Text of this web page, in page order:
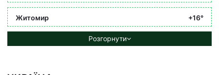
Житомир +16°
Розгорнути